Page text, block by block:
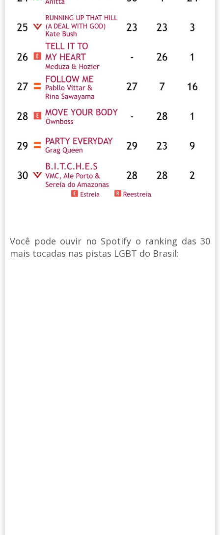
Você pode ouvir no Spotify o ranking das 30
mais tocadas nas pistas LGBT do Brasil: